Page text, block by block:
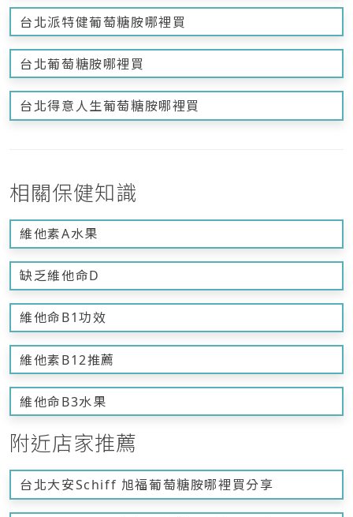
台北派特健葡萄糖胺哪裡買
台北葡萄糖胺哪裡買
台北得意人生葡萄糖胺哪裡買
相關保健知識
維他素A水果
缺乏維他命D
維他命B1功效
維他素B12推薦
維他命B3水果
附近店家推薦
台北大安Schiff 旭福葡萄糖胺哪裡買分享